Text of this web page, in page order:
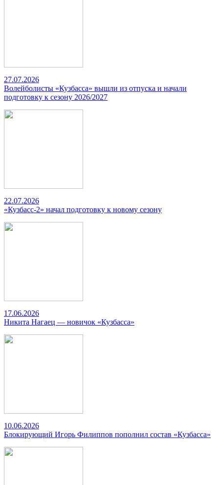
27.07.2026
Волейболисты «Кузбасса» вышли из отпуска и начали
подготовку к сезону 2026/2027
22.07.2026
«Кузбасс-2» начал подготовку к новому сезону
17.06.2026
Никита Нагаец — новичок «Кузбасса»
10.06.2026
Блокирующий Игорь Филиппов пополнил состав «Кузбасса»